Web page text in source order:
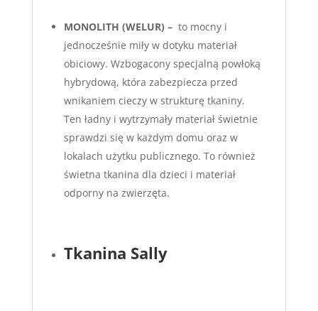
MONOLITH (WELUR) – to mocny i
jednocześnie miły w dotyku materiał
obiciowy. Wzbogacony specjalną powłoką
hybrydową, która zabezpiecza przed
wnikaniem cieczy w strukturę tkaniny.
Ten ładny i wytrzymały materiał świetnie
sprawdzi się w każdym domu oraz w
lokalach użytku publicznego. To również
świetna tkanina dla dzieci i materiał
odporny na zwierzęta.
Tkanina Sally